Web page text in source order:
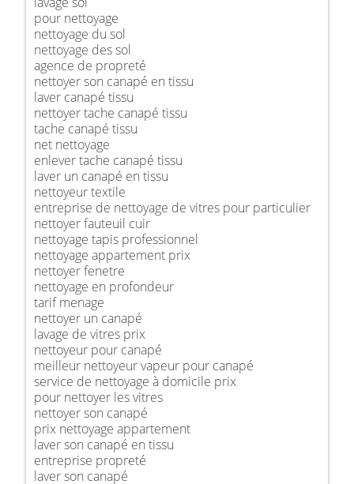
pour nettoyage
nettoyage du sol
nettoyage des sol
agence de propreté
nettoyer son canapé en tissu
laver canapé tissu
nettoyer tache canapé tissu
tache canapé tissu
net nettoyage
enlever tache canapé tissu
laver un canapé en tissu
nettoyeur textile
entreprise de nettoyage de vitres pour particulier
nettoyer fauteuil cuir
nettoyage tapis professionnel
nettoyage appartement prix
nettoyer fenetre
nettoyage en profondeur
tarif menage
nettoyer un canapé
lavage de vitres prix
nettoyeur pour canapé
meilleur nettoyeur vapeur pour canapé
service de nettoyage à domicile prix
pour nettoyer les vitres
nettoyer son canapé
prix nettoyage appartement
laver son canapé en tissu
entreprise propreté
laver son canapé